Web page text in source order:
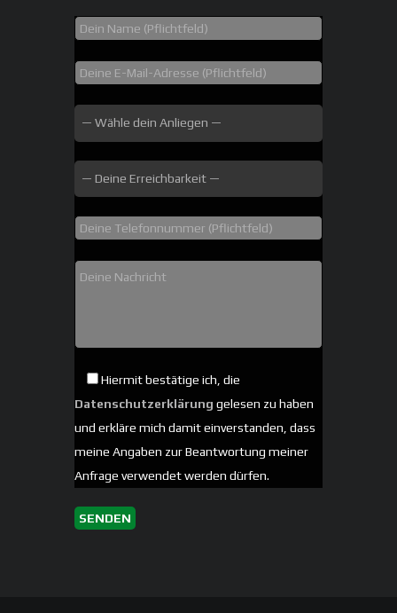
Hiermit bestätige ich, die
Datenschutzerklärung gelesen zu haben
und erkläre mich damit einverstanden, dass
meine Angaben zur Beantwortung meiner
Anfrage verwendet werden dürfen.